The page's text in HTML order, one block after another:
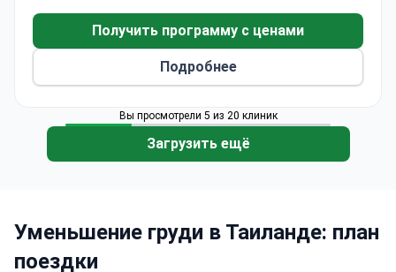
пластической хирургии. Доктор Анучит
использует технику Т-образного разреза для
комбинированной операции по уменьшению и
подтяжке.
Получить программу с ценами
Подробнее
Вы просмотрели 5 из 20 клиник
Загрузить ещё
Уменьшение груди в Таиланде: план
поездки